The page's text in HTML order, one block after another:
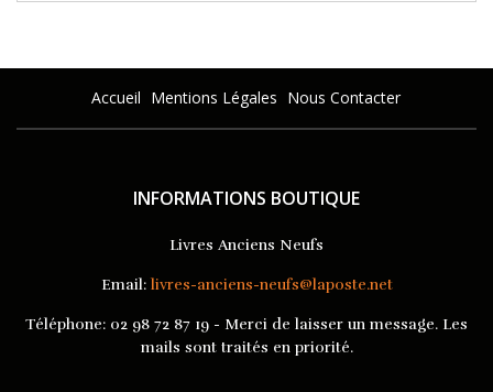
Accueil Mentions Légales Nous Contacter
INFORMATIONS BOUTIQUE
Livres Anciens Neufs
Email: livres-anciens-neufs@laposte.net
Téléphone: 02 98 72 87 19 - Merci de laisser un message. Les
mails sont traités en priorité.